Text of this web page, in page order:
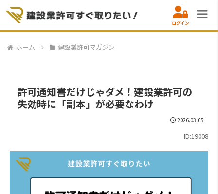
ログイン
ホーム 建設業許可マガジン
許可通知書だけじゃダメ！建設業許可の
失効時に「副本」が必要なわけ
2026.03.05
ID:19008